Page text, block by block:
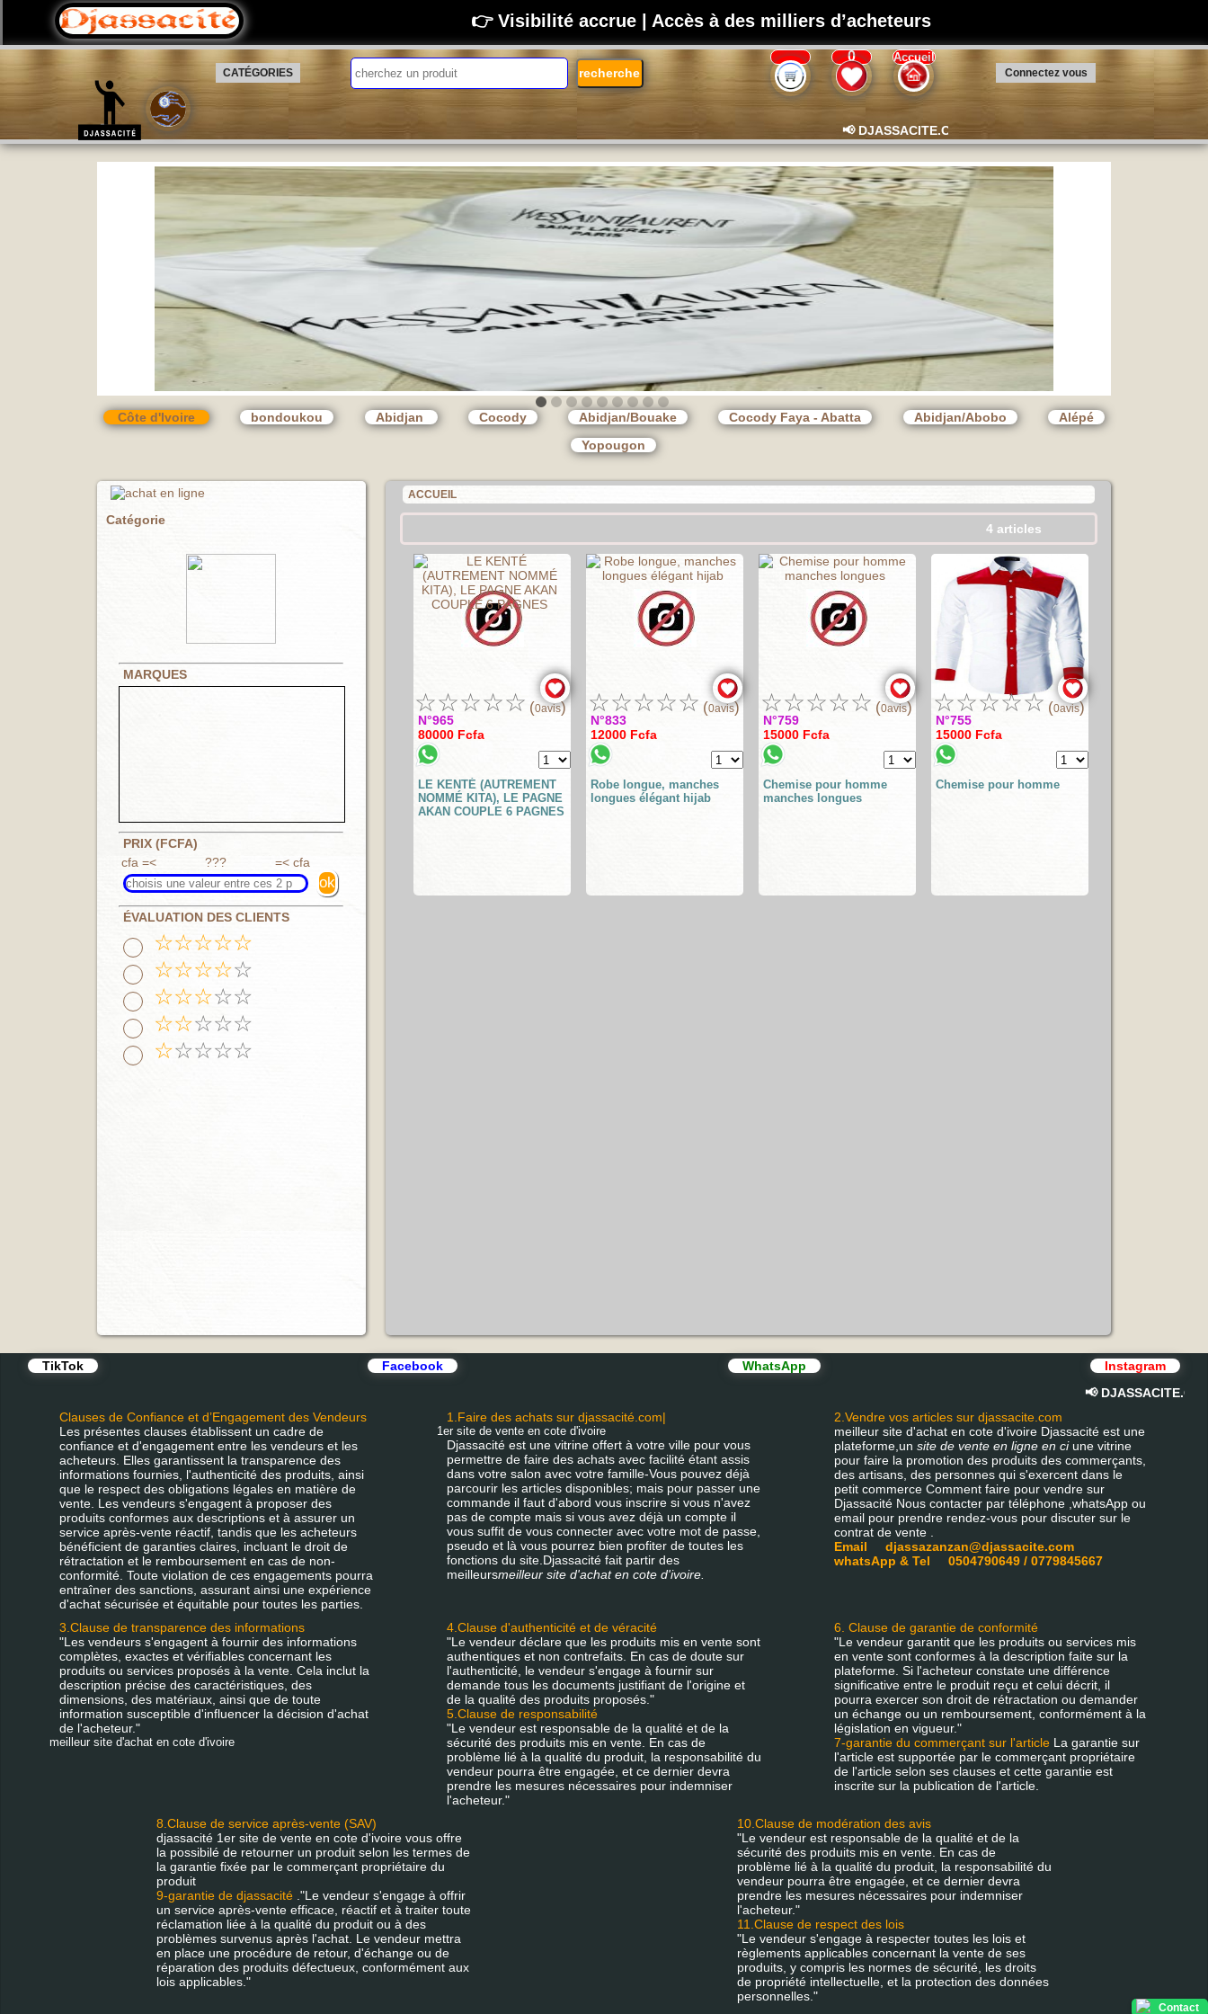
👉 Visibilité accrue | Accès à des milliers d’acheteurs
CATÉGORIES
0 Accueil
Connectez vous
📢 DJASSACITE.COM – La plateforme de boutique en ligne
Côte d'Ivoire bondoukou Abidjan Cocody Abidjan/Bouake Cocody Faya - Abatta Abidjan/Abobo
Alépé
Yopougon
Catégorie
MARQUES
PRIX (FCFA)
cfa =<
??? =< cfa
ÉVALUATION DES CLIENTS
☆☆☆☆☆
☆☆☆☆☆
☆☆☆☆☆
☆☆☆☆☆
☆☆☆☆☆
ACCUEIL
4 articles
☆☆☆☆☆ (0avis)
N°965
80000 Fcfa
LE KENTÉ (AUTREMENT
NOMMÉ KITA), LE PAGNE
AKAN COUPLE 6 PAGNES
☆☆☆☆☆ (0avis)
N°833
12000 Fcfa
Robe longue, manches
longues élégant hijab
☆☆☆☆☆ (0avis)
N°759
15000 Fcfa
Chemise pour homme
manches longues
☆☆☆☆☆ (0avis)
N°755
15000 Fcfa
Chemise pour homme
Contact
TikTok Facebook WhatsApp
Instagram
📢
Clauses de Confiance et d’Engagement des Vendeurs
Les présentes clauses établissent un cadre de
confiance et d'engagement entre les vendeurs et les
acheteurs. Elles garantissent la transparence des
informations fournies, l'authenticité des produits, ainsi
que le respect des obligations légales en matière de
vente. Les vendeurs s'engagent à proposer des
produits conformes aux descriptions et à assurer un
service après-vente réactif, tandis que les acheteurs
bénéficient de garanties claires, incluant le droit de
rétractation et le remboursement en cas de non-
conformité. Toute violation de ces engagements pourra
entraîner des sanctions, assurant ainsi une expérience
d'achat sécurisée et équitable pour toutes les parties.
1.Faire des achats sur djassacité.com|
1er site de vente en cote d'ivoire
Djassacité est une vitrine offert à votre ville pour vous
permettre de faire des achats avec facilité étant assis
dans votre salon avec votre famille-Vous pouvez déjà
parcourir les articles disponibles; mais pour passer une
commande il faut d'abord vous inscrire si vous n'avez
pas de compte mais si vous avez déjà un compte il
vous suffit de vous connecter avec votre mot de passe,
pseudo et là vous pourrez bien profiter de toutes les
fonctions du site.Djassacité fait partir des
meilleursmeilleur site d'achat en cote d'ivoire.
2.Vendre vos articles sur djassacite.com
meilleur site d'achat en cote d'ivoire Djassacité est une
plateforme,un site de vente en ligne en ciune vitrine
pour faire la promotion des produits des commerçants,
des artisans, des personnes qui s'exercent dans le
petit commerce Comment faire pour vendre sur
Djassacité Nous contacter par téléphone ,whatsApp ou
email pour prendre rendez-vous pour discuter sur le
contrat de vente .
Email djassazanzan@djassacite.com
whatsApp & Tel 0504790649 / 0779845667
3.Clause de transparence des informations
"Les vendeurs s'engagent à fournir des informations
complètes, exactes et vérifiables concernant les
produits ou services proposés à la vente. Cela inclut la
description précise des caractéristiques, des
dimensions, des matériaux, ainsi que de toute
information susceptible d'influencer la décision d'achat
de l'acheteur."
meilleur site d'achat en cote d'ivoire
4.Clause d'authenticité et de véracité
"Le vendeur déclare que les produits mis en vente sont
authentiques et non contrefaits. En cas de doute sur
l'authenticité, le vendeur s'engage à fournir sur
demande tous les documents justifiant de l'origine et
de la qualité des produits proposés."
5.Clause de responsabilité
"Le vendeur est responsable de la qualité et de la
sécurité des produits mis en vente. En cas de
problème lié à la qualité du produit, la responsabilité du
vendeur pourra être engagée, et ce dernier devra
prendre les mesures nécessaires pour indemniser
l'acheteur."
6. Clause de garantie de conformité
"Le vendeur garantit que les produits ou services mis
en vente sont conformes à la description faite sur la
plateforme. Si l'acheteur constate une différence
significative entre le produit reçu et celui décrit, il
pourra exercer son droit de rétractation ou demander
un échange ou un remboursement, conformément à la
législation en vigueur."
7-garantie du commerçant sur l'article La garantie sur
l'article est supportée par le commerçant propriétaire
de l'article selon ses clauses et cette garantie est
inscrite sur la publication de l'article.
8.Clause de service après-vente (SAV)
djassacité 1er site de vente en cote d'ivoire vous offre
la possibilé de retourner un produit selon les termes de
la garantie fixée par le commerçant propriétaire du
produit
9-garantie de djassacité ."Le vendeur s'engage à offrir
un service après-vente efficace, réactif et à traiter toute
réclamation liée à la qualité du produit ou à des
problèmes survenus après l'achat. Le vendeur mettra
en place une procédure de retour, d'échange ou de
réparation des produits défectueux, conformément aux
lois applicables."
10.Clause de modération des avis
"Le vendeur est responsable de la qualité et de la
sécurité des produits mis en vente. En cas de
problème lié à la qualité du produit, la responsabilité du
vendeur pourra être engagée, et ce dernier devra
prendre les mesures nécessaires pour indemniser
l'acheteur."
11.Clause de respect des lois
"Le vendeur s'engage à respecter toutes les lois et
règlements applicables concernant la vente de ses
produits, y compris les normes de sécurité, les droits
de propriété intellectuelle, et la protection des données
personnelles."